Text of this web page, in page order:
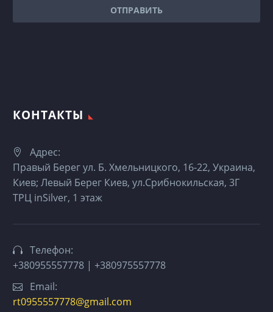
КОНТАКТЫ
Адрес:
Правый Берег ул. Б. Хмельницкого, 16-22, Украина,
Киев; Левый Берег Киев, ул.Срибнокильская, 3Г
ТРЦ inSilver, 1 этаж
Телефон:
+380955557778 | +380975557778
Email:
rt0955557778@gmail.com